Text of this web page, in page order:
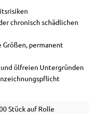
chronisch schädlichen
Größen, permanent
ölfreien Untergründen
Stück auf Rolle